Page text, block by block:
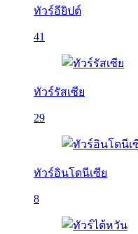
ทัวร์อียิปต์
41
ทัวร์รัสเซีย
29
ทัวร์อินโดนีเซีย
8